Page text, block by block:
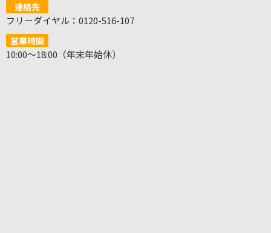
連絡先
フリーダイヤル：0120-516-107
営業時間
10:00～18:00（年末年始休）